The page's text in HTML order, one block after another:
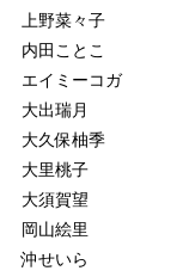
上野菜々子
内田ことこ
エイミーコガ
大出瑞月
大久保柚季
大里桃子
大須賀望
岡山絵里
沖せいら